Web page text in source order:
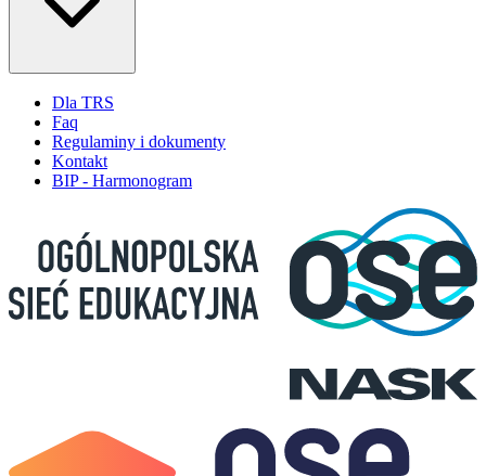
Dla TRS
Faq
Regulaminy i dokumenty
Kontakt
BIP - Harmonogram